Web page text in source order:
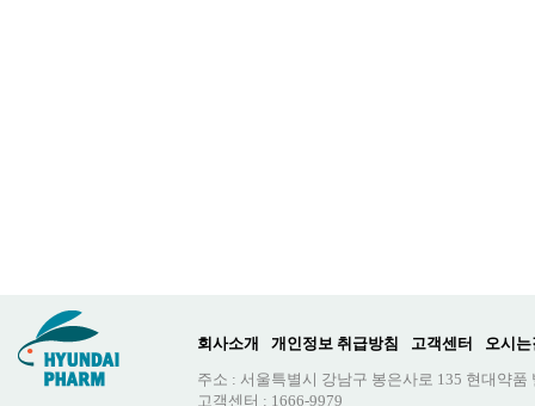
회사소개 개인정보 취급방침 고객센터
오시는
주소 : 서울특별시 강남구 봉은사로 135 현대약품
고객센터 : 1666-9979